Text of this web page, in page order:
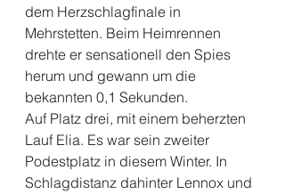
dem Herzschlagfinale in
Mehrstetten. Beim Heimrennen
drehte er sensationell den Spies
herum und gewann um die
bekannten 0,1 Sekunden.
Auf Platz drei, mit einem beherzten
Lauf Elia. Es war sein zweiter
Podestplatz in diesem Winter. In
Schlagdistanz dahinter Lennox und